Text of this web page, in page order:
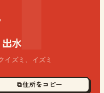
出水
イズミ、イズミ
⧉ 住所をコピー